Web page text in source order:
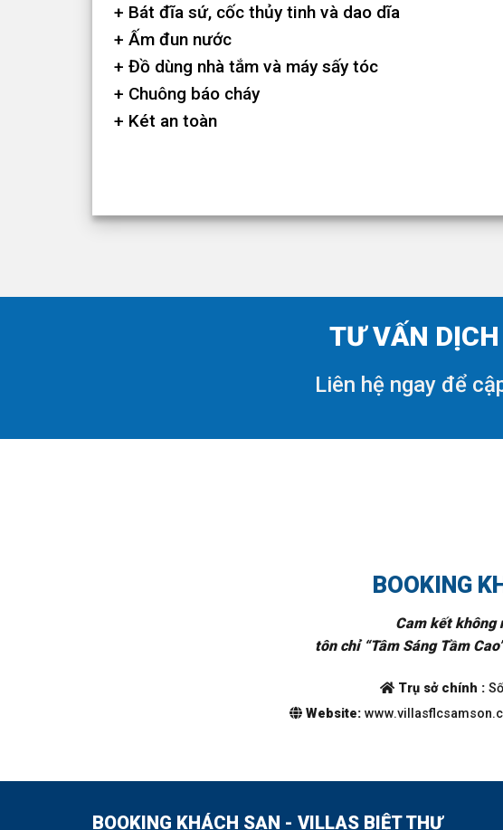
+ Bát đĩa sứ, cốc thủy tinh và dao dĩa
+ Ấm đun nước
+ Đồ dùng nhà tắm và máy sấy tóc
+ Chuông báo cháy
+ Két an toàn
TƯ VẤN
Liên hệ ngay để
BOOKING
Cam kết không
tôn chỉ “Tâm Sáng Tầm
Trụ sở chính :
Website:
BOOKING KHÁCH SẠN - VILLAS BIỆT THỰ